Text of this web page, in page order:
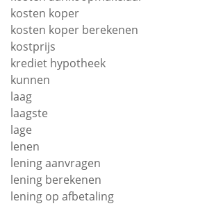
kosten koper
kosten koper berekenen
kostprijs
krediet hypotheek
kunnen
laag
laagste
lage
lenen
lening aanvragen
lening berekenen
lening op afbetaling